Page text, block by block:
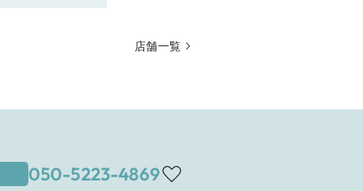
店舗一覧
050-5223-4869